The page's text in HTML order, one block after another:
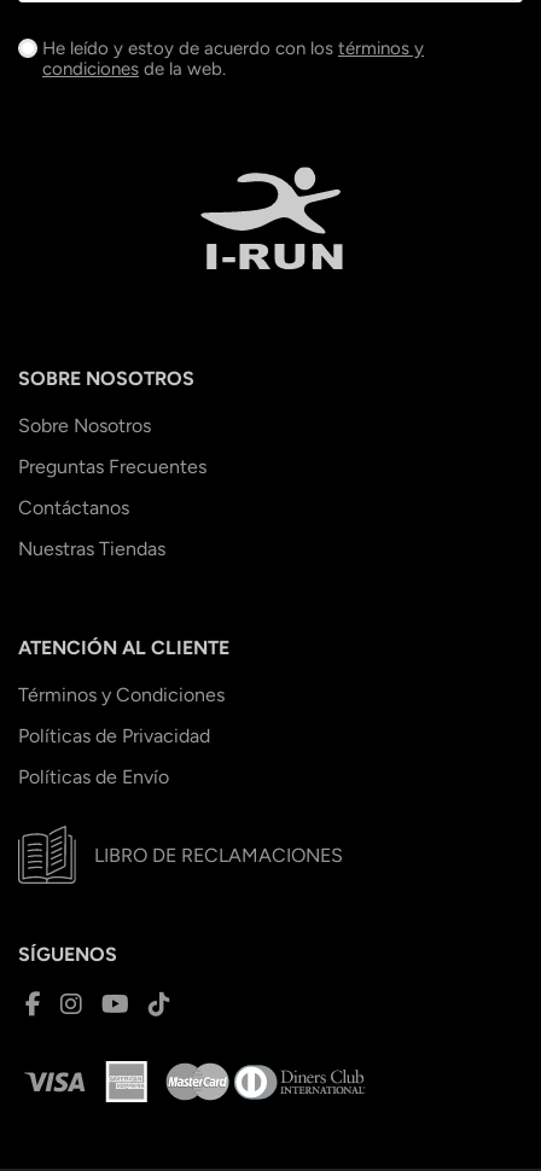
He leído y estoy de acuerdo con los términos y
condiciones de la web.
SOBRE NOSOTROS
Sobre Nosotros
Preguntas Frecuentes
Contáctanos
Nuestras Tiendas
ATENCIÓN AL CLIENTE
Términos y Condiciones
Políticas de Privacidad
Políticas de Envío
LIBRO DE RECLAMACIONES
SÍGUENOS